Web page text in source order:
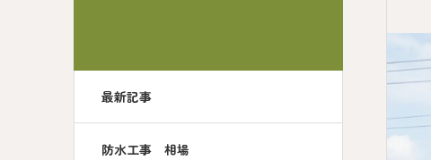
最新記事
防水工事 相場